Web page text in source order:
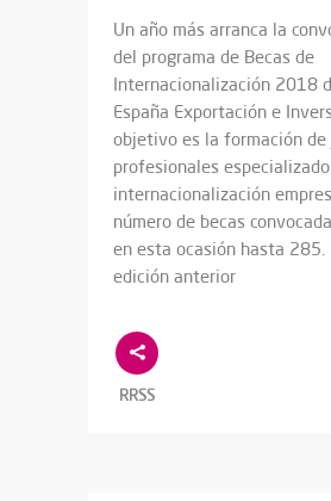
Un año más arranca la
del programa de Becas de
Internacionalización 2018
España Exportación e
objetivo es la formación de
profesionales
internacionalización
número de becas
en esta ocasión hasta 285.
edición anterior
RRSS